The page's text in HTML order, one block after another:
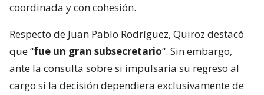
coordinada y con cohesión.
Respecto de Juan Pablo Rodríguez, Quiroz destacó
que “fue un gran subsecretario“. Sin embargo,
ante la consulta sobre si impulsaría su regreso al
cargo si la decisión dependiera exclusivamente de